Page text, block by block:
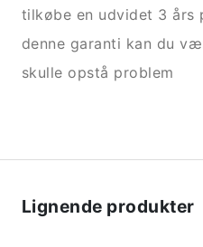
tilkøbe en udvidet 3 års
denne garanti kan du
skulle opstå problem
Lignende produkter